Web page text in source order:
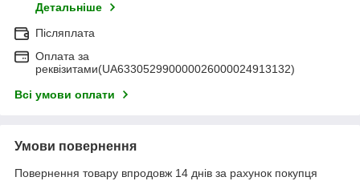
Детальніше
Післяплата
Оплата за
реквізитами(UA633052990000026000024913132)
Всі умови оплати
Умови повернення
Повернення товару впродовж 14 днів за рахунок покупця